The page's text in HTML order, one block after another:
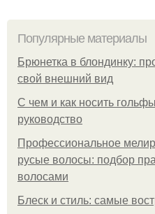
Популярные материалы
Брюнетка в блондинку:
свой внешний вид
С чем и как носить
руководство
Профессиональное
русые волосы: подбор
волосами
Блеск и стиль: самые